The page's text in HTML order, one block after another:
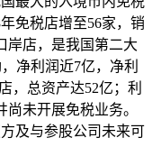
免税店增至56家，销
岸店，是我国第二大
净利润近7亿，净利
，总资产达52亿；利
未开展免税业务。
及与参股公司未来可